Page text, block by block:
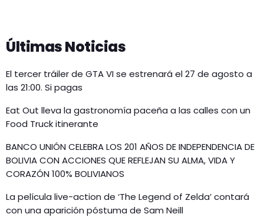
Últimas Noticias
El tercer tráiler de GTA VI se estrenará el 27 de agosto a
las 21:00. Si pagas
Eat Out lleva la gastronomía paceña a las calles con un
Food Truck itinerante
BANCO UNIÓN CELEBRA LOS 201 AÑOS DE INDEPENDENCIA DE
BOLIVIA CON ACCIONES QUE REFLEJAN SU ALMA, VIDA Y
CORAZÓN 100% BOLIVIANOS
La película live-action de ‘The Legend of Zelda’ contará
con una aparición póstuma de Sam Neill